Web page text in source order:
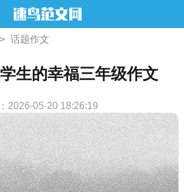
> 话题作文
生的幸福三年级作文
2026-05-20 18:26:19